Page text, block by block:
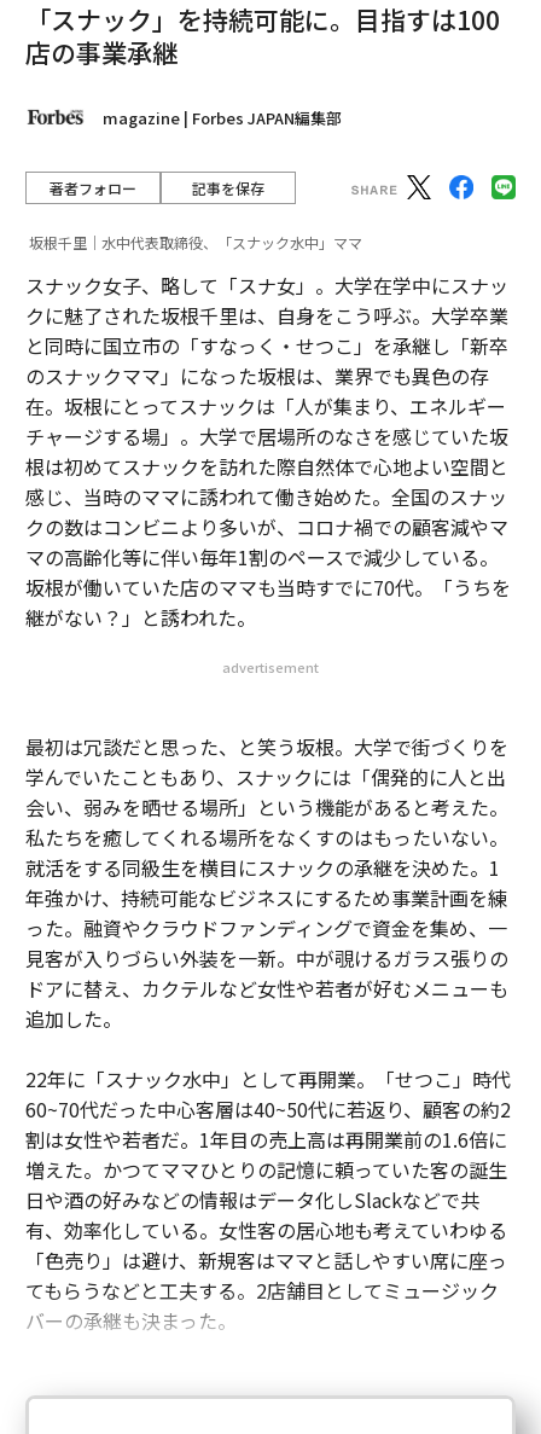
「スナック」を持続可能に。目指すは100
店の事業承継
magazine | Forbes JAPAN編集部
著者フォロー 記事を保存
坂根千里｜水中代表取締役、「スナック水中」ママ
スナック女子、略して「スナ女」。大学在学中にスナッ
クに魅了された坂根千里は、自身をこう呼ぶ。大学卒業
と同時に国立市の「すなっく・せつこ」を承継し「新卒
のスナックママ」になった坂根は、業界でも異色の存
在。坂根にとってスナックは「人が集まり、エネルギー
チャージする場」。大学で居場所のなさを感じていた坂
根は初めてスナックを訪れた際自然体で心地よい空間と
感じ、当時のママに誘われて働き始めた。全国のスナッ
クの数はコンビニより多いが、コロナ禍での顧客減やマ
マの高齢化等に伴い毎年1割のペースで減少している。
坂根が働いていた店のママも当時すでに70代。「うちを
継がない？」と誘われた。
advertisement
最初は冗談だと思った、と笑う坂根。大学で街づくりを
学んでいたこともあり、スナックには「偶発的に人と出
会い、弱みを晒せる場所」という機能があると考えた。
私たちを癒してくれる場所をなくすのはもったいない。
就活をする同級生を横目にスナックの承継を決めた。1
年強かけ、持続可能なビジネスにするため事業計画を練
った。融資やクラウドファンディングで資金を集め、一
見客が入りづらい外装を一新。中が覗けるガラス張りの
ドアに替え、カクテルなど女性や若者が好むメニューも
追加した。
22年に「スナック水中」として再開業。「せつこ」時代
60~70代だった中心客層は40~50代に若返り、顧客の約2
割は女性や若者だ。1年目の売上高は再開業前の1.6倍に
増えた。かつてママひとりの記憶に頼っていた客の誕生
日や酒の好みなどの情報はデータ化しSlackなどで共
有、効率化している。女性客の居心地も考えていわゆる
「色売り」は避け、新規客はママと話しやすい席に座っ
てもらうなどと工夫する。2店舗目としてミュージック
バーの承継も決まった。